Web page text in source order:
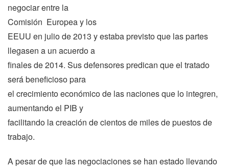
negociar entre la
Comisión Europeay los
EEUU en julio de 2013 y estaba previsto que las partes
llegasen a un acuerdo a
finales de 2014. Sus defensores predican que el tratado
será beneficioso para
el crecimiento económico de las naciones que lo integren,
aumentando el PIB y
facilitando la creación de cientos de miles de puestos de
trabajo.
A pesar de que las negociaciones se han estado llevando